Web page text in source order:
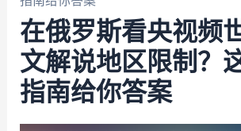
在俄罗斯看央视频
文解说地区限制？
指南给你答案